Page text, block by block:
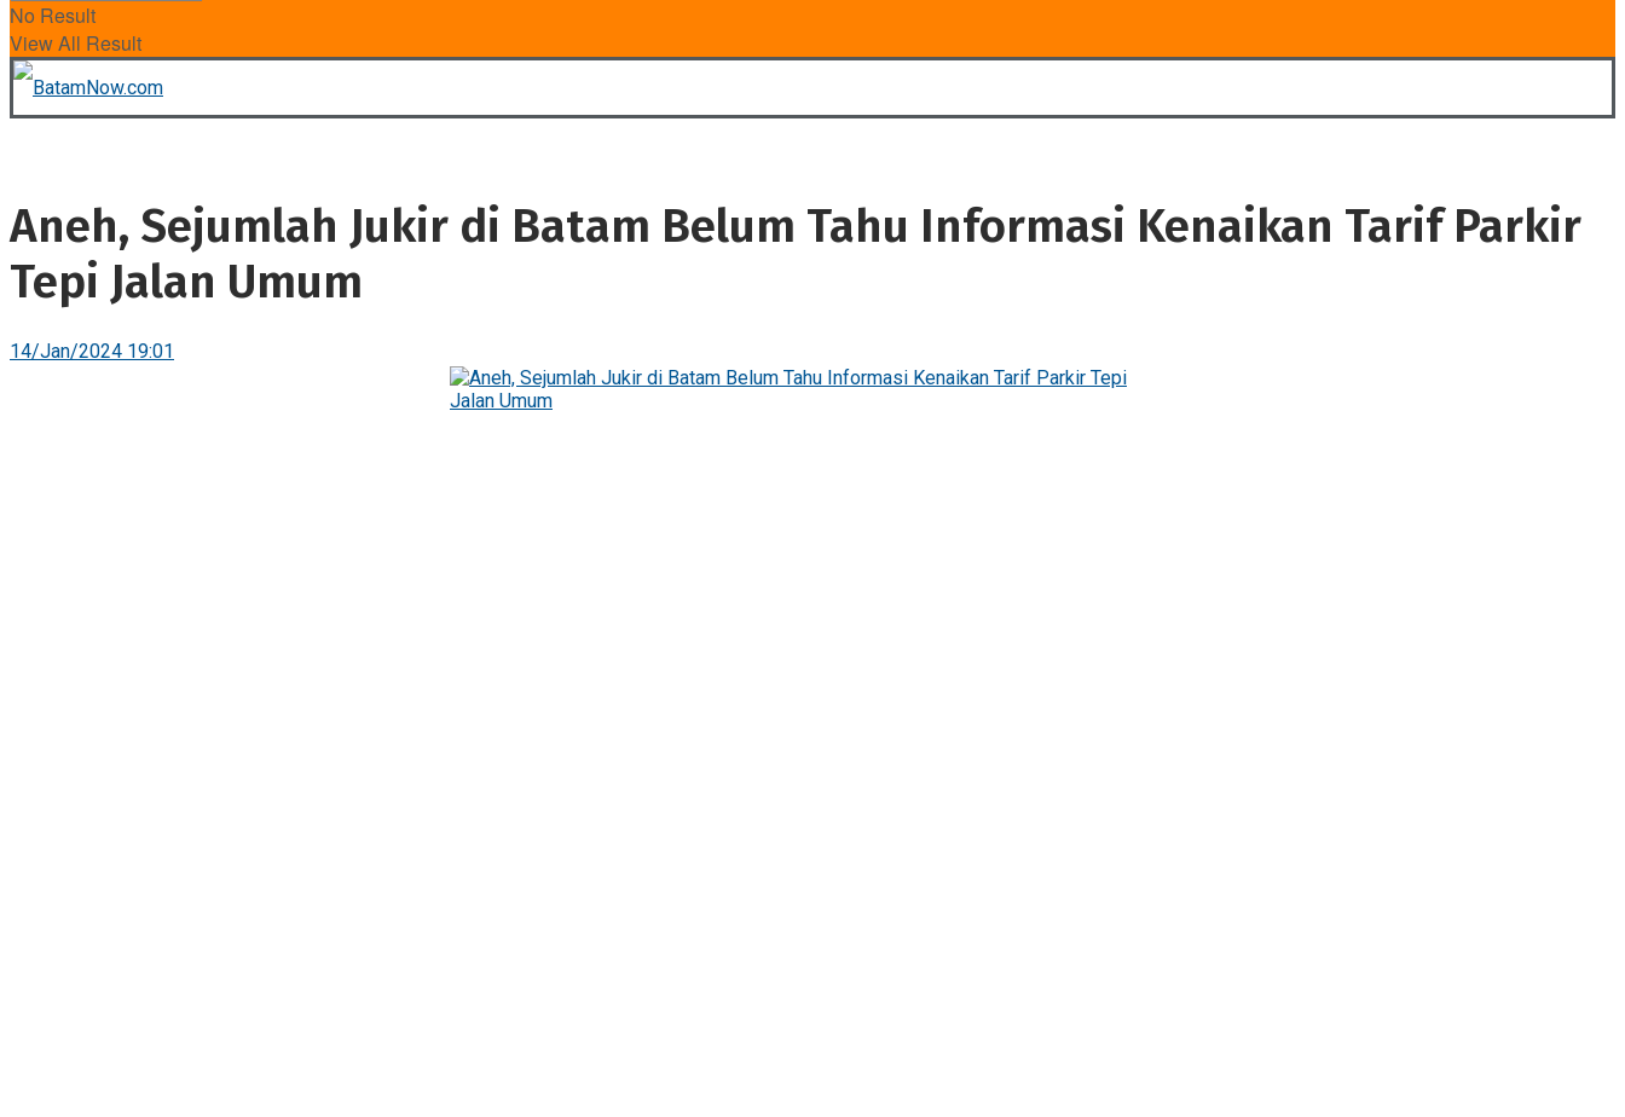
No Result
View All Result
Aneh, Sejumlah Jukir di Batam Belum Tahu Informasi Kenaikan Tarif Parkir
Tepi Jalan Umum
14/Jan/2024 19:01